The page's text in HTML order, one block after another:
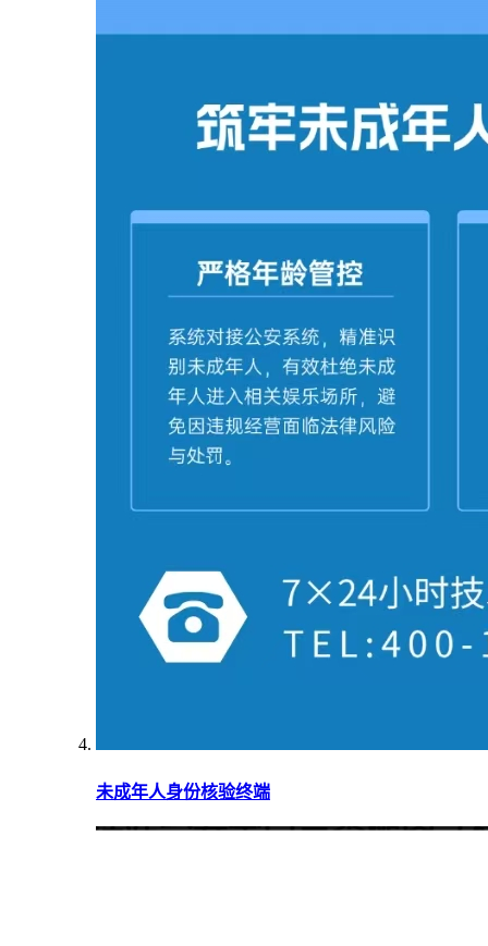
未成年人身份核验终端